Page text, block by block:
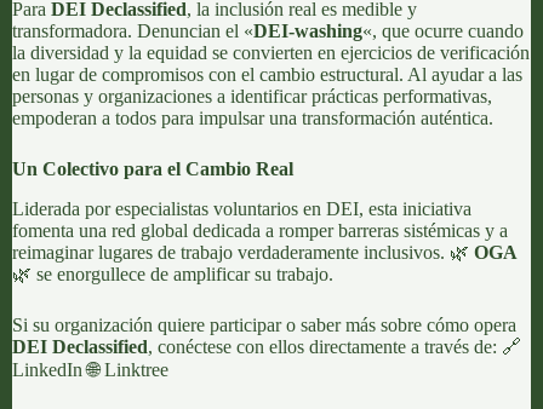
Para DEI Declassified, la inclusión real es medible y
transformadora. Denuncian el «DEI-washing«, que ocurre cuando
la diversidad y la equidad se convierten en ejercicios de verificación
en lugar de compromisos con el cambio estructural. Al ayudar a las
personas y organizaciones a identificar prácticas performativas,
empoderan a todos para impulsar una transformación auténtica.
Un Colectivo para el Cambio Real
Liderada por especialistas voluntarios en DEI, esta iniciativa
fomenta una red global dedicada a romper barreras sistémicas y a
reimaginar lugares de trabajo verdaderamente inclusivos. 🌿 OGA
🌿 se enorgullece de amplificar su trabajo.
Si su organización quiere participar o saber más sobre cómo opera
DEI Declassified, conéctese con ellos directamente a través de: 🔗
LinkedIn🌐Linktree